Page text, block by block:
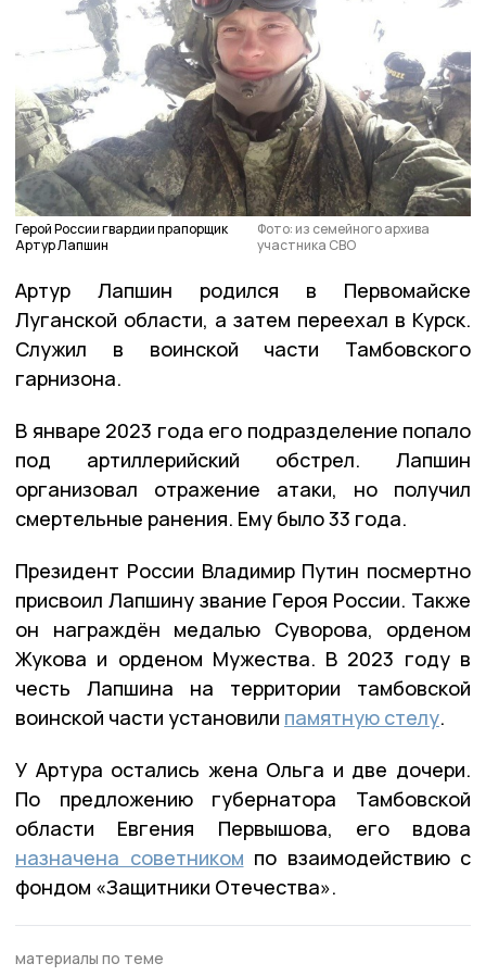
Герой России гвардии прапорщик
Артур Лапшин
Фото: из семейного архива
участника СВО
Артур Лапшин родился в Первомайске
Луганской области, а затем переехал в Курск.
Служил в воинской части Тамбовского
гарнизона.
В январе 2023 года его подразделение попало
под артиллерийский обстрел. Лапшин
организовал отражение атаки, но получил
смертельные ранения. Ему было 33 года.
Президент России Владимир Путин посмертно
присвоил Лапшину звание Героя России. Также
он награждён медалью Суворова, орденом
Жукова и орденом Мужества. В 2023 году в
честь Лапшина на территории тамбовской
воинской части установили памятную стелу.
У Артура остались жена Ольга и две дочери.
По предложению губернатора Тамбовской
области Евгения Первышова, его вдова
назначена советником по взаимодействию с
фондом «Защитники Отечества».
материалы по теме